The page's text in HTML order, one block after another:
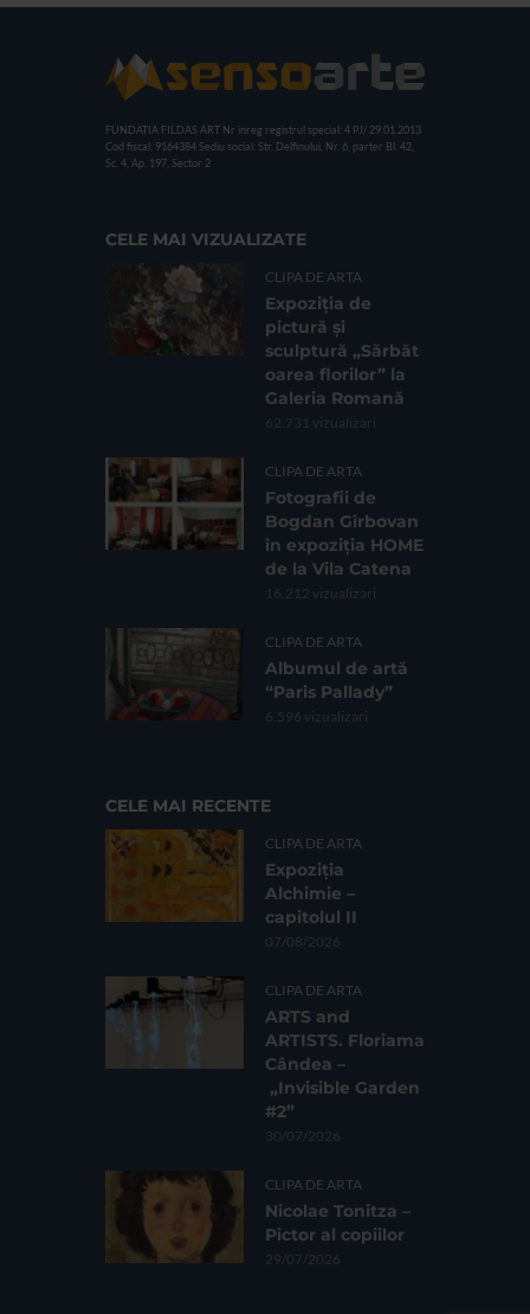
FUNDATIA FILDAS ART Nr inreg registrul special: 4 PJ/ 29.01.2013
Cod fiscal: 9164384 Sediu social: Str. Delfinului, Nr. 6, parter Bl. 42,
Sc. 4, Ap. 197, Sector 2
CELE MAI VIZUALIZATE
CLIPA DE ARTA
Expoziția de
pictură și
sculptură „Sărbăt
oarea florilor” la
Galeria Romană
62.731 vizualizari
CLIPA DE ARTA
Fotografii de
Bogdan Gîrbovan
în expoziția HOME
de la Vila Catena
16.212 vizualizari
CLIPA DE ARTA
Albumul de artă
“Paris Pallady”
6.596 vizualizari
CELE MAI RECENTE
CLIPA DE ARTA
Expoziția
Alchimie –
capitolul II
07/08/2026
CLIPA DE ARTA
ARTS and
ARTISTS. Floriama
Cândea –
„Invisible Garden
#2”
30/07/2026
CLIPA DE ARTA
Nicolae Tonitza –
Pictor al copiilor
29/07/2026